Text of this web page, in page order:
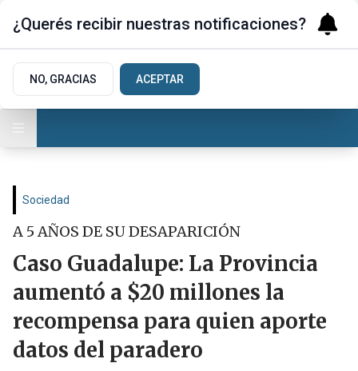
Sociedad
A 5 AÑOS DE SU DESAPARICIÓN
Caso Guadalupe: La Provincia
aumentó a $20 millones la
recompensa para quien aporte
datos del paradero
¿Querés recibir nuestras notificaciones?
NO, GRACIAS ACEPTAR